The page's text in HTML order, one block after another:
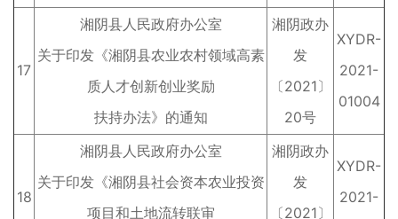
17
湘阴县人民政府办公室
关于印发《湘阴县农业农村领域高素
质人才创新创业奖励
扶持办法》的通知
湘阴政办
发
〔2021〕
20号
XYDR-
2021-
01004
18
湘阴县人民政府办公室
关于印发《湘阴县社会资本农业投资
项目和土地流转联审
湘阴政办
发
〔2021〕
XYDR-
2021-